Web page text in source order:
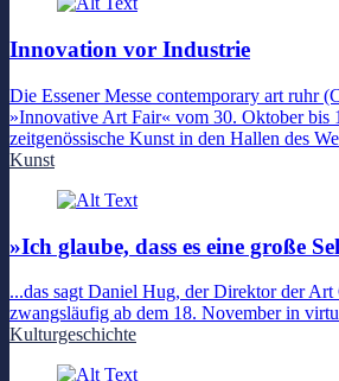
Innovation vor Industrie
Die Essener Messe contemporary art ruhr
»Innovative Art Fair« vom 30. Oktober bis
zeitgenössische Kunst in den Hallen des
Kunst
»Ich glaube, dass es eine große
...das sagt Daniel Hug, der Direktor der
zwangsläufig ab dem 18. November in
Kulturgeschichte